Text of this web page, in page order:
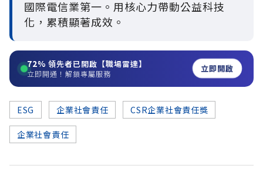
國際電信業第一。用核心力帶動公益科技
化，累積顯著成效。
72% 領先者已開啟【職場雷達】
立即開通！解鎖專屬服務 立即開啟
ESG 企業社會責任 CSR企業社會責任獎
企業社會責任